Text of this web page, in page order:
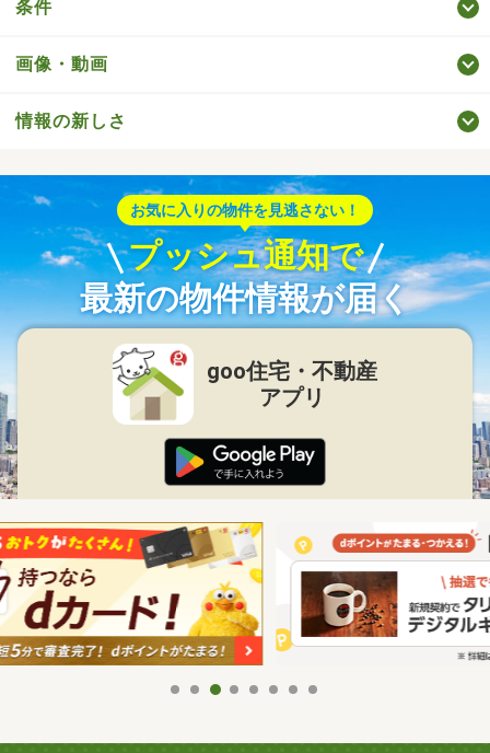
条件
画像・動画
情報の新しさ
お気に入りの物件を見逃さない！
プッシュ通知で
最新の物件情報が届く
goo住宅・不動産
アプリ